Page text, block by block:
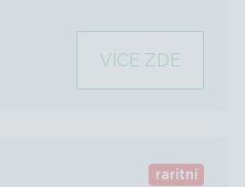
VÍCE ZDE
raritní